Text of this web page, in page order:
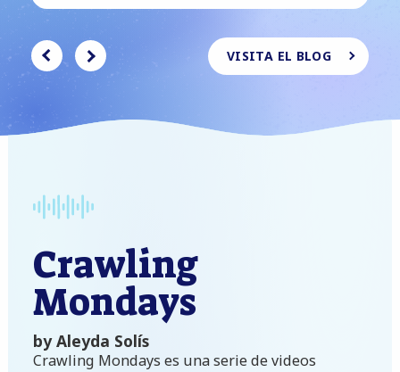
VISITA EL BLOG
Crawling
Mondays
by Aleyda Solís
Crawling Mondays es una serie de videos